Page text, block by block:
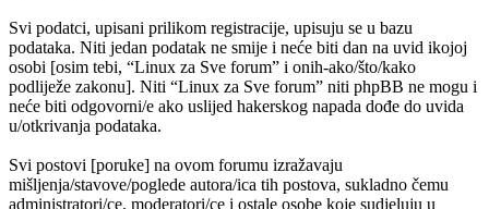
Svi podatci, upisani prilikom registracije, upisuju se u bazu
podataka. Niti jedan podatak ne smije i neće biti dan na uvid ikojoj
osobi [osim tebi, “Linux za Sve forum” i onih-ako/što/kako
podliježe zakonu]. Niti “Linux za Sve forum” niti phpBB ne mogu i
neće biti odgovorni/e ako uslijed hakerskog napada dođe do uvida
u/otkrivanja podataka.
Svi postovi [poruke] na ovom forumu izražavaju
mišljenja/stavove/poglede autora/ica tih postova, sukladno čemu
administratori/ce, moderatori/ce i ostale osobe koje sudjeluju u